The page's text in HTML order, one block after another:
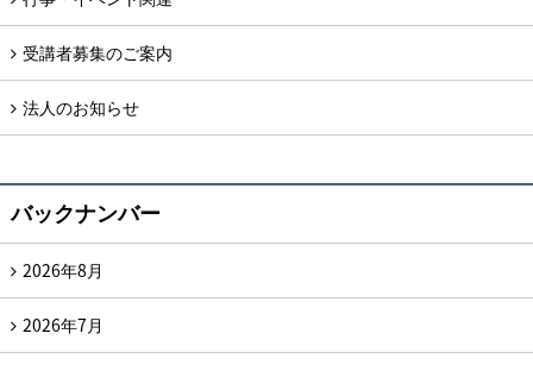
受講者募集のご案内
法人のお知らせ
バックナンバー
2026年8月
2026年7月